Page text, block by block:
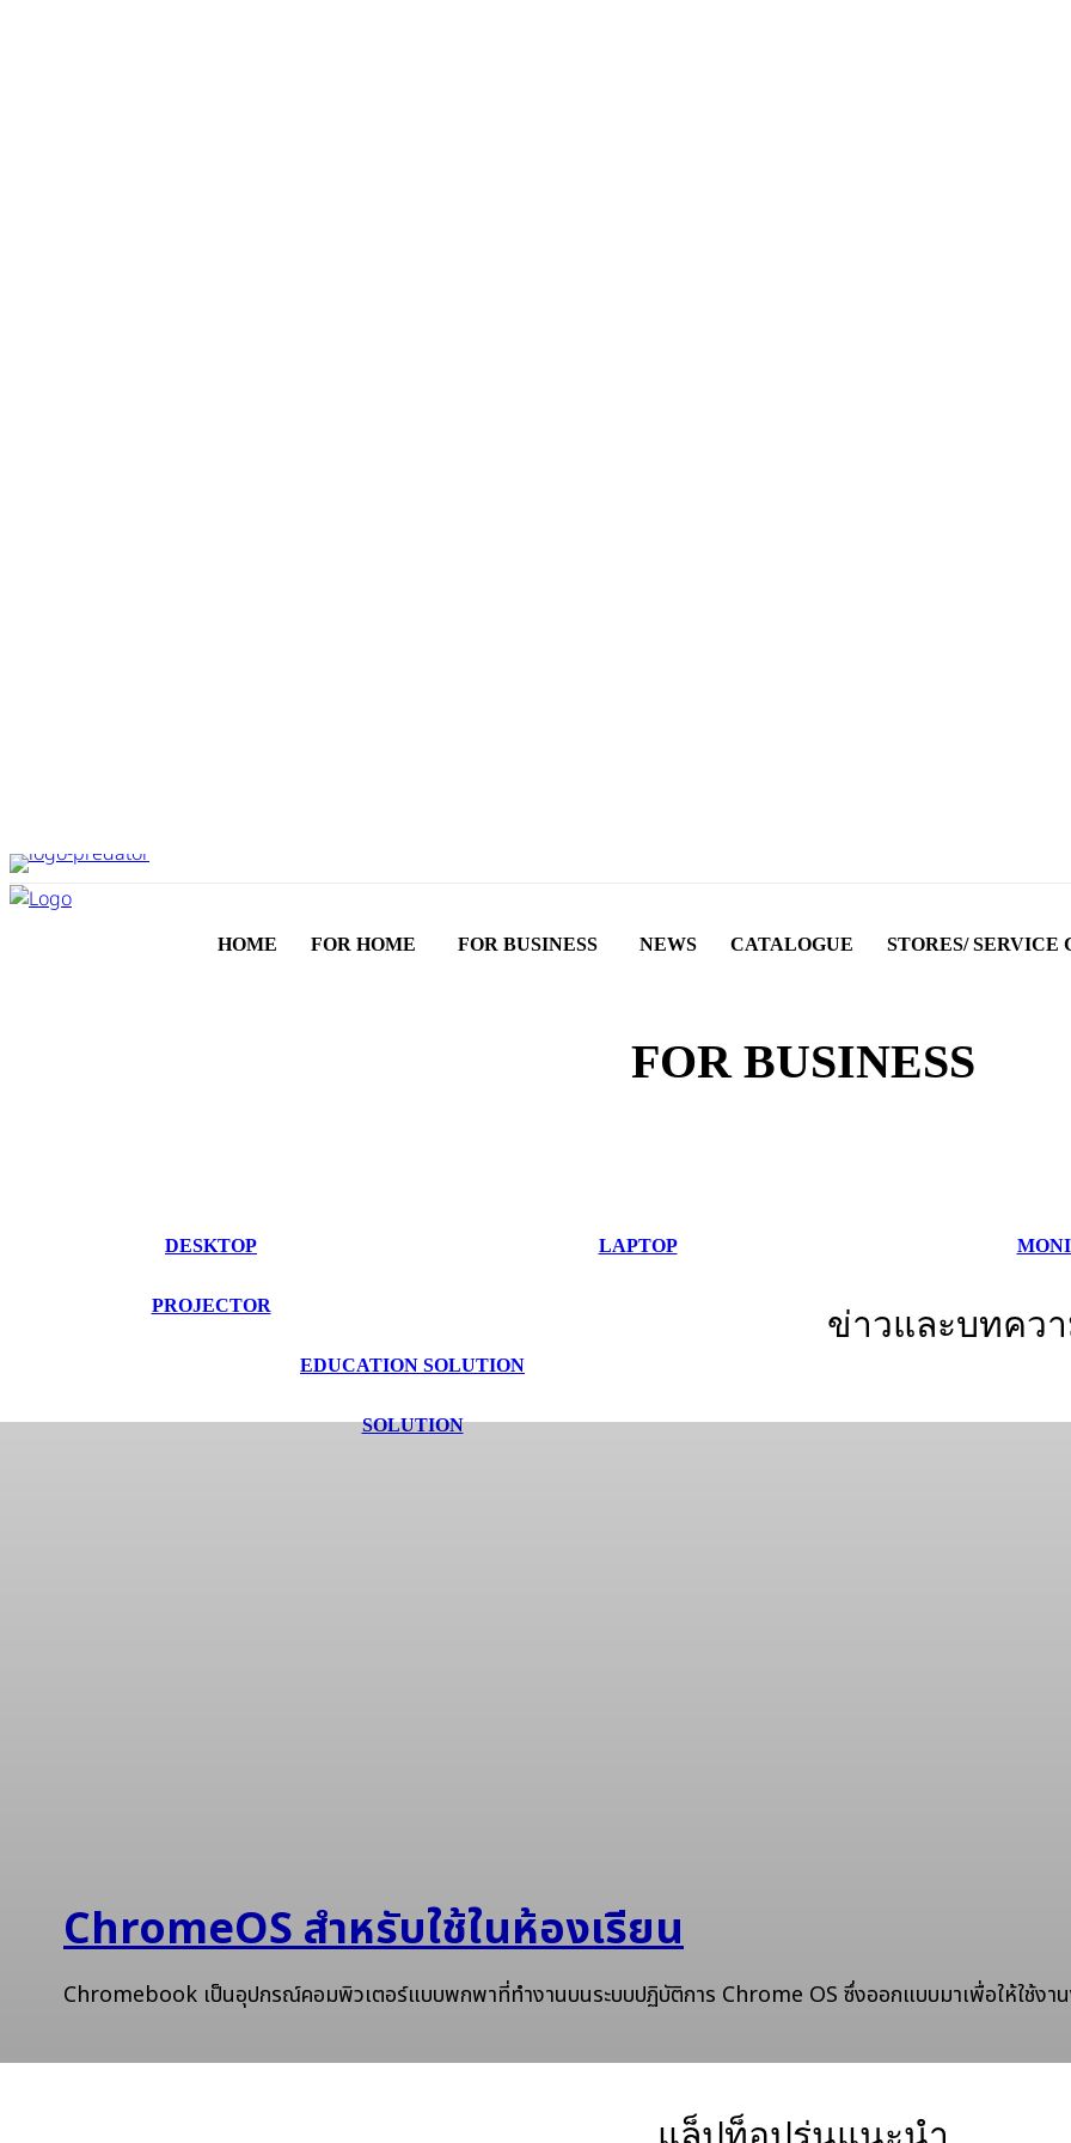
HOME FOR HOME FOR BUSINESS NEWS CATALOGUE STORES/ SERVICE
FOR BUSINESS
DESKTOP LAPTOP
PROJECTOR
EDUCATION SOLUTION
SOLUTION
ข่าวและบทคว
ChromeOS สำหรับใช้ในห้องเรียน
Chromebook เป็นอุปกรณ์คอมพิวเตอร์แบบพกพาที่ทำงานบนระบบปฏิบัติการ Chrome OS ซึ่งออกแบบมาเพื่อให้ใช้ง